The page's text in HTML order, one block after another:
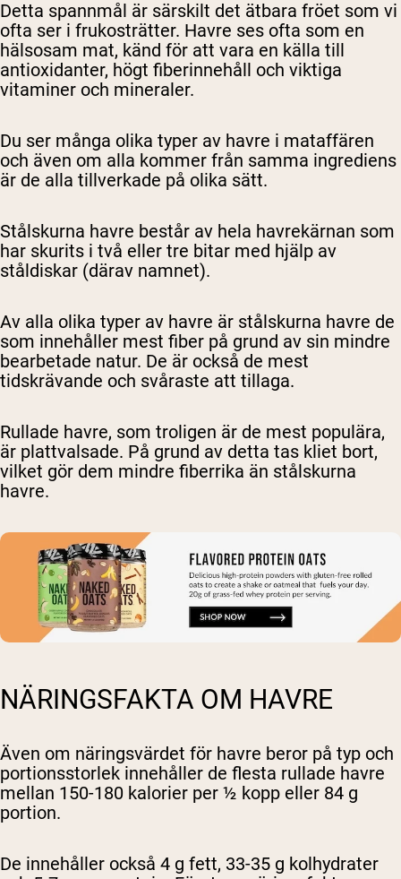
Detta spannmål är särskilt det ätbara fröet som vi
ofta ser i frukosträtter. Havre ses ofta som en
hälsosam mat, känd för att vara en källa till
antioxidanter, högt fiberinnehåll och viktiga
vitaminer och mineraler.
Du ser många olika typer av havre i mataffären
och även om alla kommer från samma ingrediens
är de alla tillverkade på olika sätt.
Stålskurna havre består av hela havrekärnan som
har skurits i två eller tre bitar med hjälp av
ståldiskar (därav namnet).
Av alla olika typer av havre är stålskurna havre de
som innehåller mest fiber på grund av sin mindre
bearbetade natur. De är också de mest
tidskrävande och svåraste att tillaga.
Rullade havre, som troligen är de mest populära,
är plattvalsade. På grund av detta tas kliet bort,
vilket gör dem mindre fiberrika än stålskurna
havre.
NÄRINGSFAKTA OM HAVRE
Även om näringsvärdet för havre beror på typ och
portionsstorlek innehåller de flesta rullade havre
mellan 150-180 kalorier per ½ kopp eller 84 g
portion.
De innehåller också 4 g fett, 33-35 g kolhydrater